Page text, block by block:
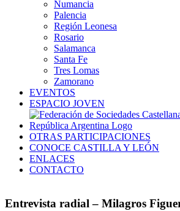
Numancia
Palencia
Región Leonesa
Rosario
Salamanca
Santa Fe
Tres Lomas
Zamorano
EVENTOS
ESPACIO JOVEN
OTRAS PARTICIPACIONES
CONOCE CASTILLA Y LEÓN
ENLACES
CONTACTO
Entrevista radial – Milagros